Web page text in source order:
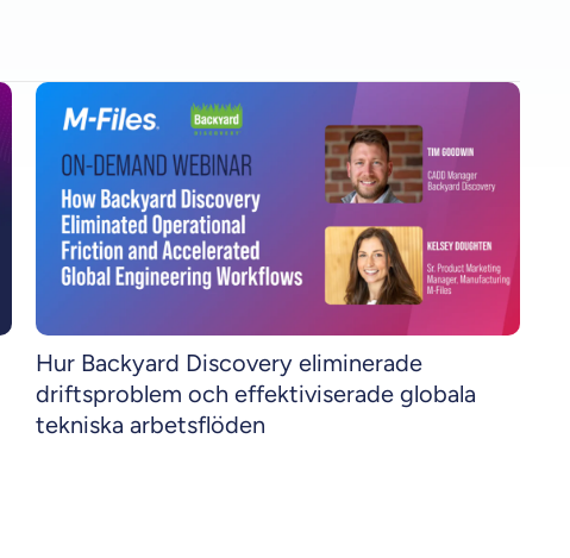
Hur Backyard Discovery eliminerade
driftsproblem och effektiviserade globala
tekniska arbetsflöden